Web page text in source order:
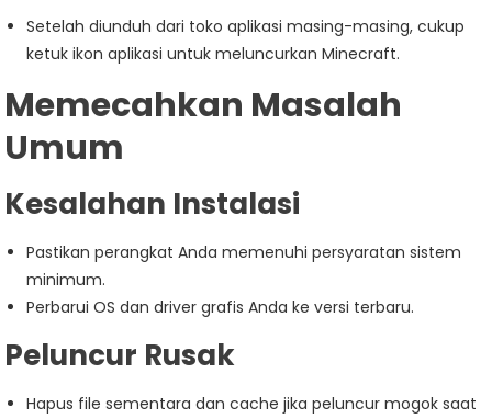
Setelah diunduh dari toko aplikasi masing-masing, cukup
ketuk ikon aplikasi untuk meluncurkan Minecraft.
Memecahkan Masalah
Umum
Kesalahan Instalasi
Pastikan perangkat Anda memenuhi persyaratan sistem
minimum.
Perbarui OS dan driver grafis Anda ke versi terbaru.
Peluncur Rusak
Hapus file sementara dan cache jika peluncur mogok saat